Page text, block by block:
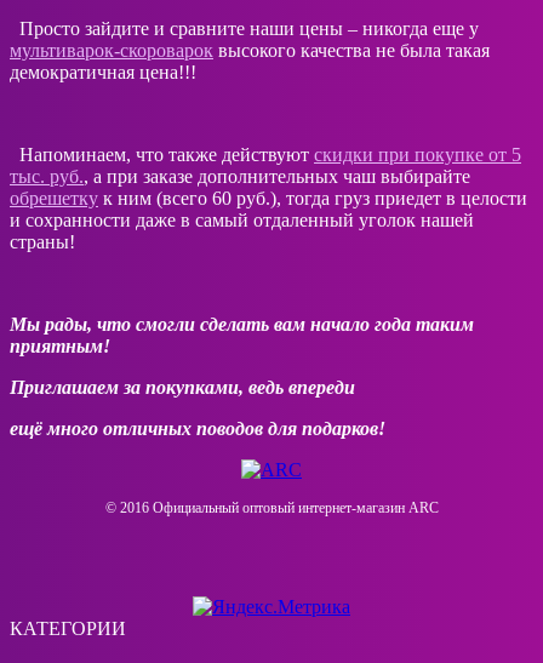
Просто зайдите и сравните наши цены – никогда еще у
мультиварок-скороварок высокого качества не была такая
демократичная цена!!!
Напоминаем, что также действуют скидки при покупке от 5
тыс. руб., а при заказе дополнительных чаш выбирайте
обрешетку к ним (всего 60 руб.), тогда груз приедет в целости
и сохранности даже в самый отдаленный уголок нашей
страны!
Мы рады, что смогли сделать вам начало года таким
приятным!
Приглашаем за покупками, ведь впереди
ещё много отличных поводов для подарков!
© 2016 Официальный оптовый интернeт-магазин ARC
КАТЕГОРИИ